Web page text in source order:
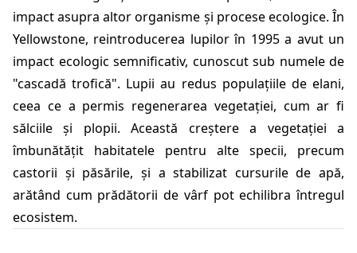
impact asupra altor organisme și procese ecologice. În
Yellowstone, reintroducerea lupilor în 1995 a avut un
impact ecologic semnificativ, cunoscut sub numele de
"cascadă trofică". Lupii au redus populațiile de elani,
ceea ce a permis regenerarea vegetației, cum ar fi
sălciile și plopii. Această creștere a vegetației a
îmbunătățit habitatele pentru alte specii, precum
castorii și păsările, și a stabilizat cursurile de apă,
arătând cum prădătorii de vârf pot echilibra întregul
ecosistem.